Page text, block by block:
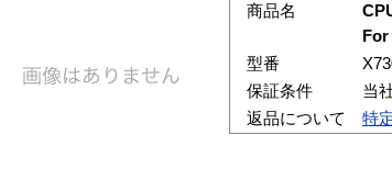
商品名
型番
保証条件
当
返品について
特